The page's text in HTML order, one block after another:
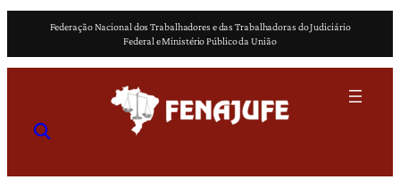
o
Federação Nacional dos Trabalhadores e das Trabalhadoras do Judiciário
Federal e Ministério Público da União